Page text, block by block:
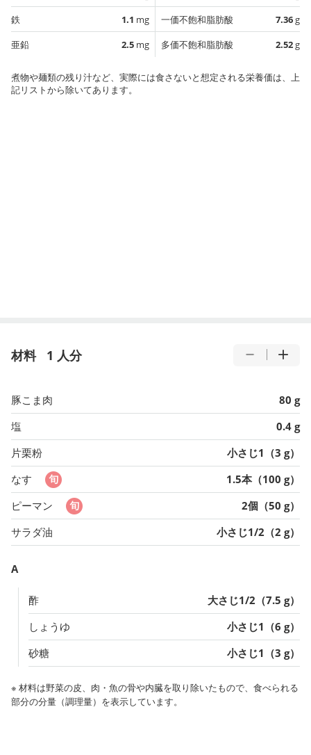
鉄
1.1 mg
亜鉛
2.5 mg
一価不飽和脂肪酸
7.36g
多価不飽和脂肪酸
2.52g
煮物や麺類の残り汁など、実際には食さないと想定される栄養価は、上
記リストから除いてあります。
材料 1 人分
豚こま肉
80 g
塩
0.4 g
片栗粉
小さじ1（3 g）
なす
1.5本（100 g）
ピーマン
2個（50 g）
サラダ油
小さじ1/2（2 g）
A
酢
大さじ1/2（7.5 g）
しょうゆ
小さじ1（6 g）
砂糖
小さじ1（3 g）
※ 材料は野菜の皮、肉・魚の骨や内臓を取り除いたもので、食べられる
部分の分量（調理量）を表示しています。